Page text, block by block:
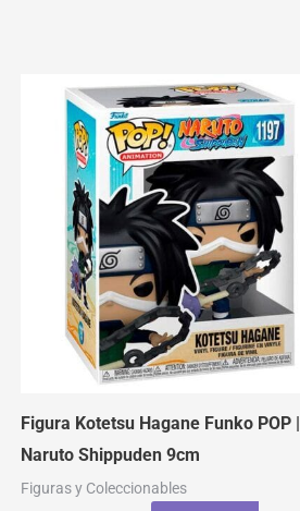
Figura Kotetsu Hagane Funko POP |
Naruto Shippuden 9cm
Figuras y Coleccionables